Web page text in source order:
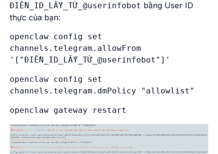
ĐIỀN_ID_LẤY_TỪ_@userinfobot bằng User ID
thực của bạn:
openclaw config set
channels.telegram.allowFrom
openclaw config set